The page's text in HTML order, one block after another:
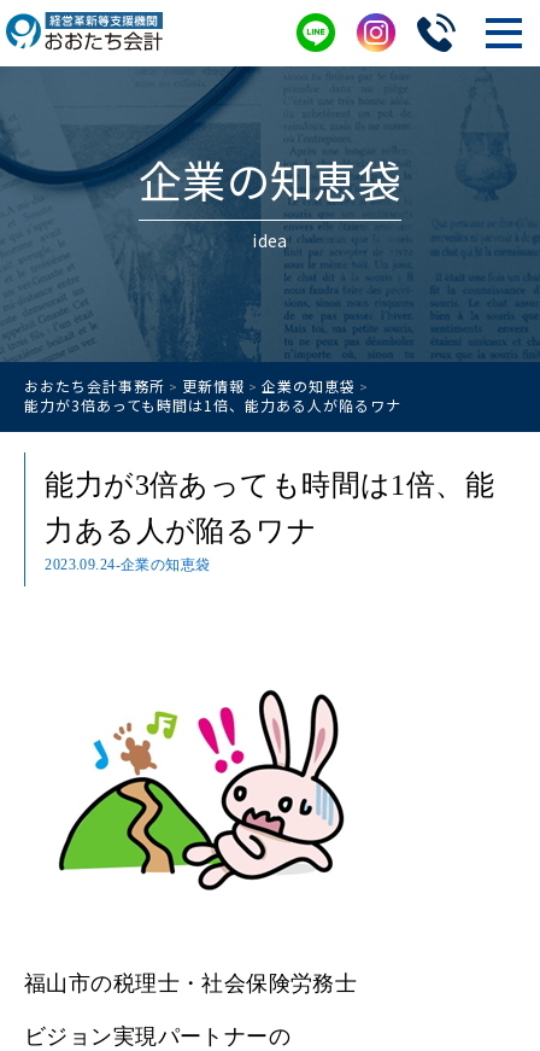
企業の知恵袋
idea
おおたち会計事務所 > 更新情報 > 企業の知恵袋 >
能力が3倍あっても時間は1倍、能力ある人が陥るワナ
能力が3倍あっても時間は1倍、能
力ある人が陥るワナ
2023.09.24-企業の知恵袋
福山市の税理士・社会保険労務士
ビジョン実現パートナーの